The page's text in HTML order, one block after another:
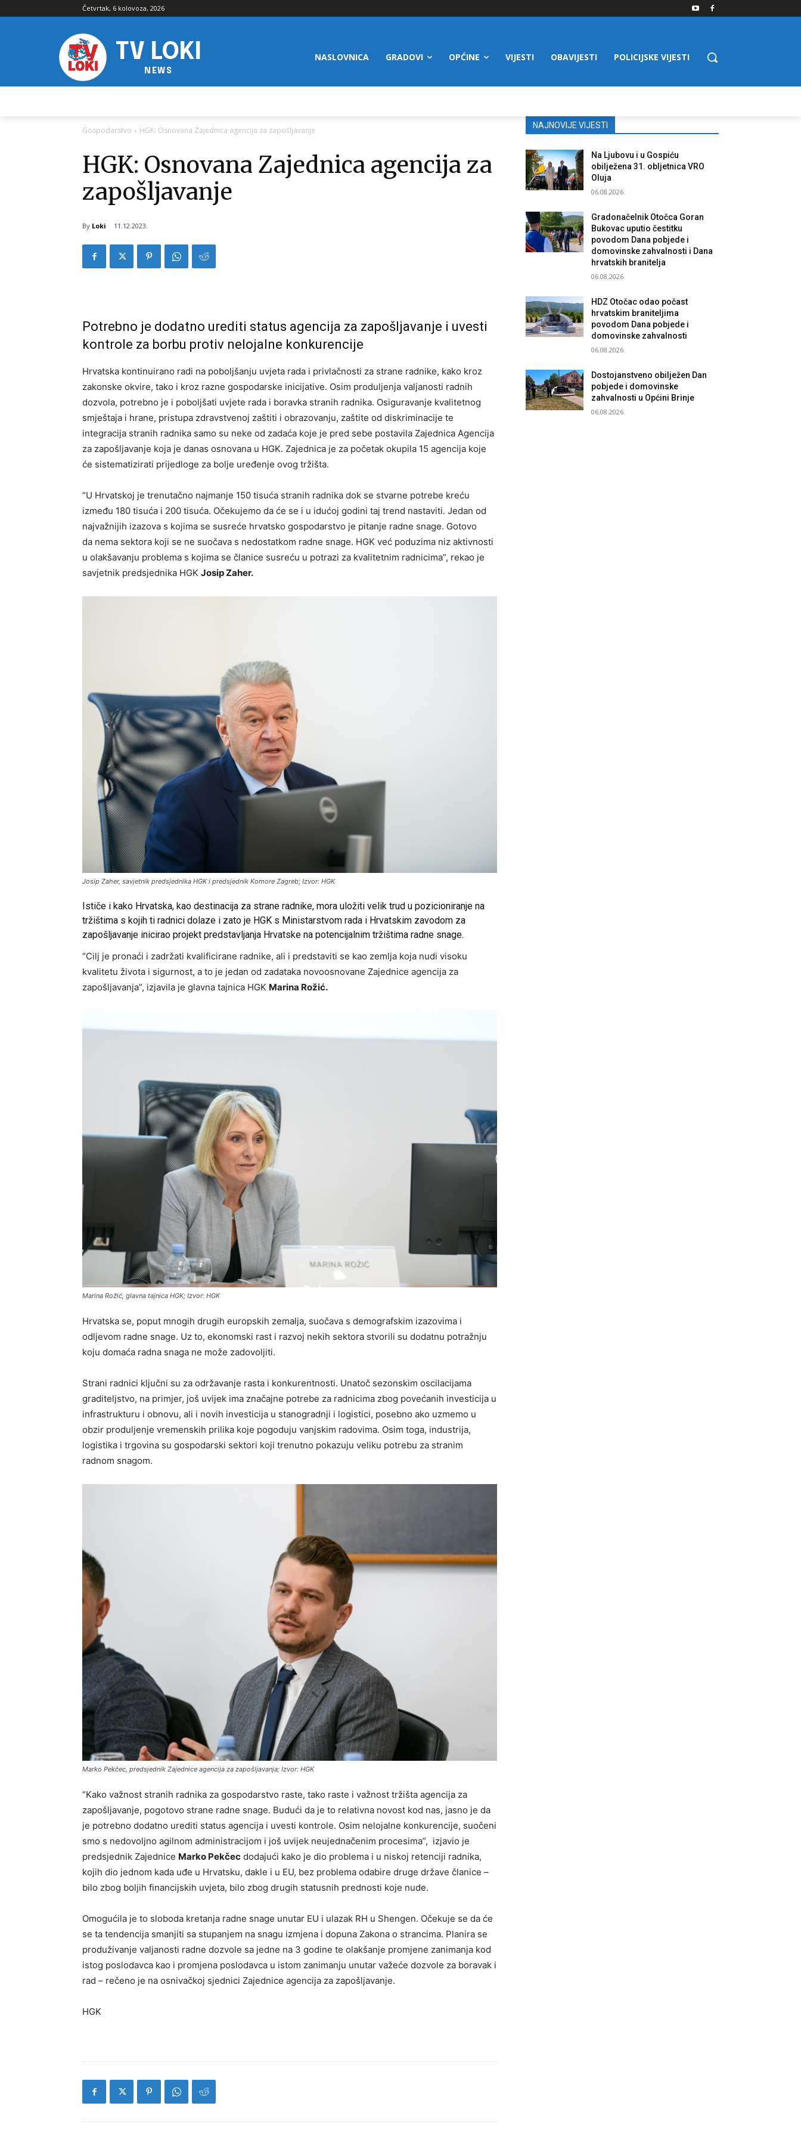
Četvrtak, 6 kolovoza, 2026
TV LOKI
NEWS
NASLOVNICA GRADOVI OPĆINE VIJESTI OBAVIJESTI POLICIJSKE VIJESTI
Gospodarstvo HGK: Osnovana Zajednica agencija za zapošljavanje
HGK: Osnovana Zajednica agencija za
zapošljavanje
By Loki 11.12.2023.
Potrebno je dodatno urediti status agencija za zapošljavanje i uvesti
kontrole za borbu protiv nelojalne konkurencije
Hrvatska kontinuirano radi na poboljšanju uvjeta rada i privlačnosti za strane radnike, kako kroz
zakonske okvire, tako i kroz razne gospodarske inicijative. Osim produljenja valjanosti radnih
dozvola, potrebno je i poboljšati uvjete rada i boravka stranih radnika. Osiguravanje kvalitetnog
smještaja i hrane, pristupa zdravstvenoj zaštiti i obrazovanju, zaštite od diskriminacije te
integracija stranih radnika samo su neke od zadaća koje je pred sebe postavila Zajednica Agencija
za zapošljavanje koja je danas osnovana u HGK. Zajednica je za početak okupila 15 agencija koje
će sistematizirati prijedloge za bolje uređenje ovog tržišta.
“U Hrvatskoj je trenutačno najmanje 150 tisuća stranih radnika dok se stvarne potrebe kreću
između 180 tisuća i 200 tisuća. Očekujemo da će se i u idućoj godini taj trend nastaviti. Jedan od
najvažnijih izazova s kojima se susreće hrvatsko gospodarstvo je pitanje radne snage. Gotovo
da nema sektora koji se ne suočava s nedostatkom radne snage. HGK već poduzima niz aktivnosti
u olakšavanju problema s kojima se članice susreću u potrazi za kvalitetnim radnicima”, rekao je
savjetnik predsjednika HGK Josip Zaher.
Josip Zaher, savjetnik predsjednika HGK i predsjednik Komore Zagreb; Izvor: HGK
Ističe i kako Hrvatska, kao destinacija za strane radnike, mora uložiti velik trud u pozicioniranje na
tržištima s kojih ti radnici dolaze i zato je HGK s Ministarstvom rada i Hrvatskim zavodom za
zapošljavanje inicirao projekt predstavljanja Hrvatske na potencijalnim tržištima radne snage.
“Cilj je pronaći i zadržati kvalificirane radnike, ali i predstaviti se kao zemlja koja nudi visoku
kvalitetu života i sigurnost, a to je jedan od zadataka novoosnovane Zajednice agencija za
zapošljavanja”, izjavila je glavna tajnica HGK Marina Rožić.
Marina Rožić, glavna tajnica HGK; Izvor: HGK
Hrvatska se, poput mnogih drugih europskih zemalja, suočava s demografskim izazovima i
odljevom radne snage. Uz to, ekonomski rast i razvoj nekih sektora stvorili su dodatnu potražnju
koju domaća radna snaga ne može zadovoljiti.
Strani radnici ključni su za održavanje rasta i konkurentnosti. Unatoč sezonskim oscilacijama
graditeljstvo, na primjer, još uvijek ima značajne potrebe za radnicima zbog povećanih investicija u
infrastrukturu i obnovu, ali i novih investicija u stanogradnji i logistici, posebno ako uzmemo u
obzir produljenje vremenskih prilika koje pogoduju vanjskim radovima. Osim toga, industrija,
logistika i trgovina su gospodarski sektori koji trenutno pokazuju veliku potrebu za stranim
radnom snagom.
Marko Pekčec, predsjednik Zajednice agencija za zapošljavanja; Izvor: HGK
“Kako važnost stranih radnika za gospodarstvo raste, tako raste i važnost tržišta agencija za
zapošljavanje, pogotovo strane radne snage. Budući da je to relativna novost kod nas, jasno je da
je potrebno dodatno urediti status agencija i uvesti kontrole. Osim nelojalne konkurencije, suočeni
smo s nedovoljno agilnom administracijom i još uvijek neujednačenim procesima”, izjavio je
predsjednik Zajednice Marko Pekčec dodajući kako je dio problema i u niskoj retenciji radnika,
kojih dio jednom kada uđe u Hrvatsku, dakle i u EU, bez problema odabire druge države članice –
bilo zbog boljih financijskih uvjeta, bilo zbog drugih statusnih prednosti koje nude.
Omogućila je to sloboda kretanja radne snage unutar EU i ulazak RH u Shengen. Očekuje se da će
se ta tendencija smanjiti sa stupanjem na snagu izmjena i dopuna Zakona o strancima. Planira se
produživanje valjanosti radne dozvole sa jedne na 3 godine te olakšanje promjene zanimanja kod
istog poslodavca kao i promjena poslodavca u istom zanimanju unutar važeće dozvole za boravak i
rad – rečeno je na osnivačkoj sjednici Zajednice agencija za zapošljavanje.
HGK
NAJNOVIJE VIJESTI
Na Ljubovu i u Gospiću
obilježena 31. obljetnica VRO
Oluja
06.08.2026.
Gradonačelnik Otočca Goran
Bukovac uputio čestitku
povodom Dana pobjede i
domovinske zahvalnosti i Dana
hrvatskih branitelja
06.08.2026.
HDZ Otočac odao počast
hrvatskim braniteljima
povodom Dana pobjede i
domovinske zahvalnosti
06.08.2026.
Dostojanstveno obilježen Dan
pobjede i domovinske
zahvalnosti u Općini Brinje
06.08.2026.